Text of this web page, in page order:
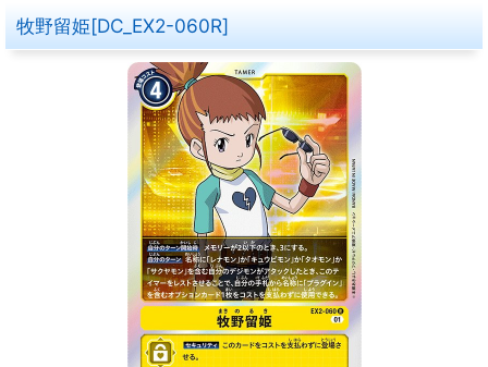
牧野留姫[DC_EX2-060R]